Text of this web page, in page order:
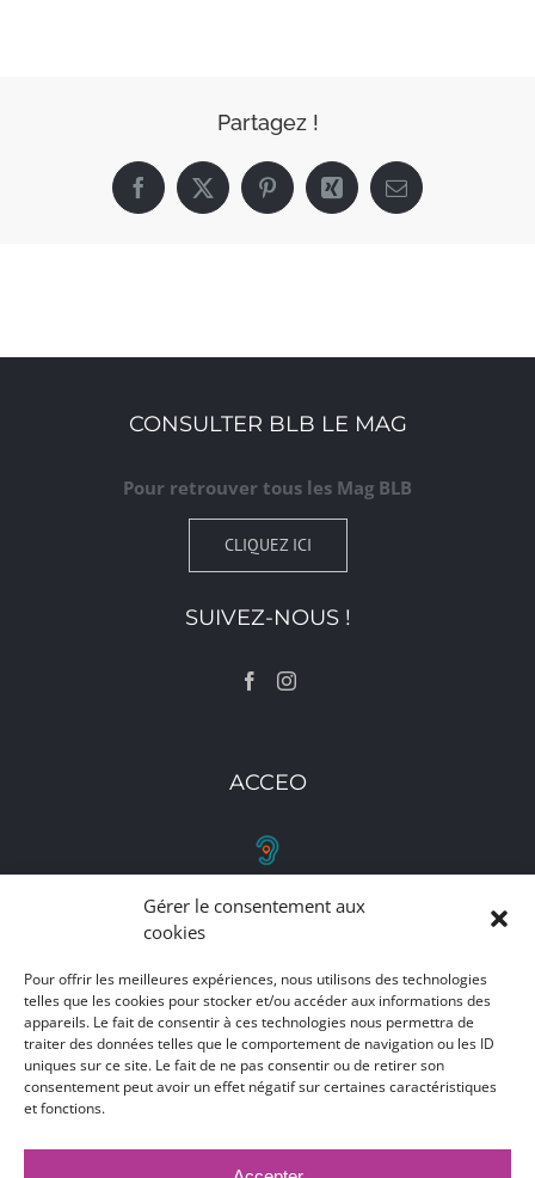
Gérer le consentement aux
cookies
Pour offrir les meilleures expériences, nous utilisons des technologies
telles que les cookies pour stocker et/ou accéder aux informations des
appareils. Le fait de consentir à ces technologies nous permettra de
traiter des données telles que le comportement de navigation ou les ID
uniques sur ce site. Le fait de ne pas consentir ou de retirer son
consentement peut avoir un effet négatif sur certaines caractéristiques
et fonctions.
Partagez !
Facebook
X PinterestXing Email
CONSULTER BLB LE MAG
Pour retrouver tous les Mag BLB
CLIQUEZ ICI
SUIVEZ-NOUS !
ACCEO
RETROUVEZ-NOUS
Toutes nos adresses, coordonnées et horaires
d'ouverture
CLIQUEZ ICI